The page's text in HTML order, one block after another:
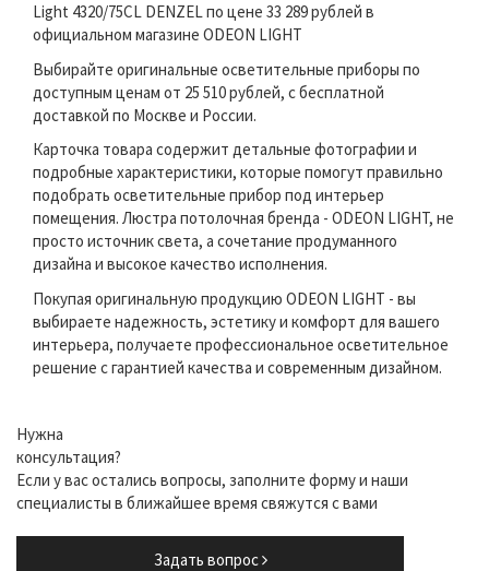
Light 4320/75CL DENZEL по цене 33 289 рублей в
официальном магазине ODEON LIGHT
Выбирайте оригинальные осветительные приборы по
доступным ценам от 25 510 рублей, с бесплатной
доставкой по Москве и России.
Карточка товара содержит детальные фотографии и
подробные характеристики, которые помогут правильно
подобрать осветительные прибор под интерьер
помещения. Люстра потолочная бренда - ODEON LIGHT, не
просто источник света, а сочетание продуманного
дизайна и высокое качество исполнения.
Покупая оригинальную продукцию ODEON LIGHT - вы
выбираете надежность, эстетику и комфорт для вашего
интерьера, получаете профессиональное осветительное
решение с гарантией качества и современным дизайном.
Нужна
консультация?
Если у вас остались вопросы, заполните форму и наши
специалисты в ближайшее время свяжутся с вами
Задать вопрос